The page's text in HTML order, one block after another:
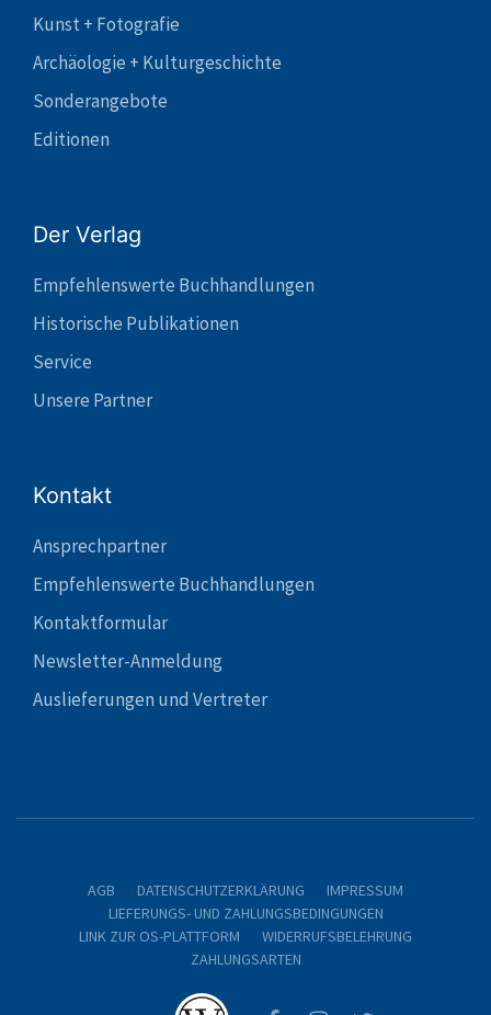
Kunst + Fotografie
Archäologie + Kulturgeschichte
Sonderangebote
Editionen
Der Verlag
Empfehlenswerte Buchhandlungen
Historische Publikationen
Service
Unsere Partner
Kontakt
Ansprechpartner
Empfehlenswerte Buchhandlungen
Kontaktformular
Newsletter-Anmeldung
Auslieferungen und Vertreter
AGB DATENSCHUTZERKLÄRUNG
IMPRESSUM
LIEFERUNGS- UND ZAHLUNGSBEDINGUNGEN
LINK ZUR OS-PLATTFORM
WIDERRUFSBELEHRUNG
ZAHLUNGSARTEN